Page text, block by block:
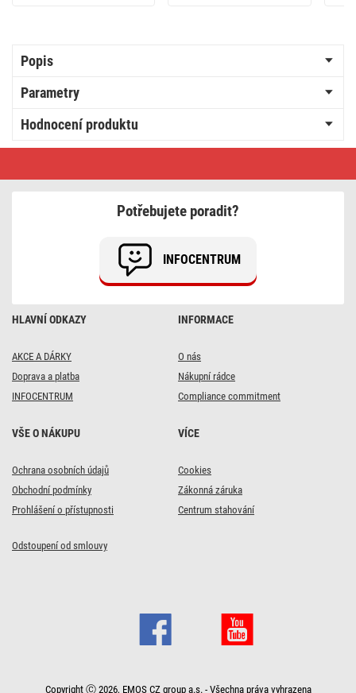
Popis
Parametry
Hodnocení produktu
GP
HLAVNÍ ODKAZY
AKCE A DÁRKY
Doprava a platba
INFOCENTRUM
INFORMACE
O nás
Nákupní rádce
Compliance commitment
VŠE O NÁKUPU
Ochrana osobních údajů
Obchodní podmínky
Prohlášení o přístupnosti
VÍCE
Cookies
Zákonná záruka
Centrum stahování
Odstoupení od smlouvy
Potřebujete poradit?
INFOCENTRUM
Copyright Ⓒ 2026, EMOS CZ group a.s. - Všechna práva vyhrazena